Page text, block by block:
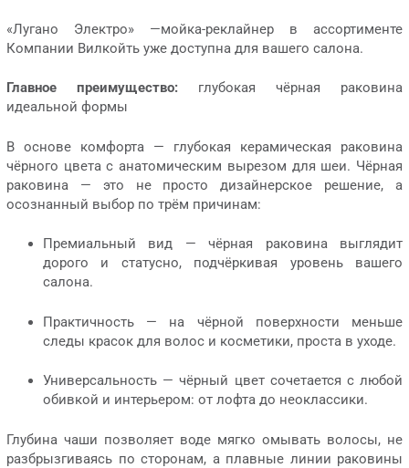
«Лугано Электро» —мойка-реклайнер в ассортименте
Компании Вилкойть уже доступна для вашего салона.
Главное преимущество: глубокая чёрная раковина
идеальной формы
В основе комфорта — глубокая керамическая раковина
чёрного цвета с анатомическим вырезом для шеи. Чёрная
раковина — это не просто дизайнерское решение, а
осознанный выбор по трём причинам:
Премиальный вид — чёрная раковина выглядит
дорого и статусно, подчёркивая уровень вашего
салона.
Практичность — на чёрной поверхности меньше
следы красок для волос и косметики, проста в уходе.
Универсальность — чёрный цвет сочетается с любой
обивкой и интерьером: от лофта до неоклассики.
Глубина чаши позволяет воде мягко омывать волосы, не
разбрызгиваясь по сторонам, а плавные линии раковины